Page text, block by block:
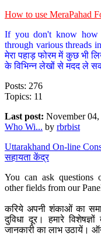
How to use MeraPahad
If you don't know how
through various threads
मेरा पहाड़ फोरम में कुछ भी
के विभिन्न लेखों से मदद ले
Posts: 276
Topics: 11
Last post: November
Who Wi... by rbrbist
Uttarakhand On-line
सहायता केंद्र
You can ask questions
other fields from our
करिये अपनी शंकाओं का
दुविधा दूर। हमारे विशेषज्ञों
जानकारी का लाभ उठायें।